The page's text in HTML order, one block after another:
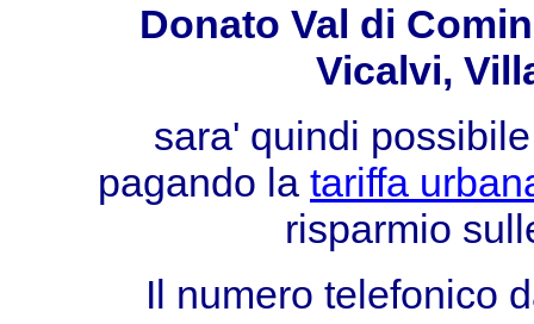
Donato Val di
Vicalvi,
sara' quindi
pagando la tariffa
risparmio
Il numero telefonico